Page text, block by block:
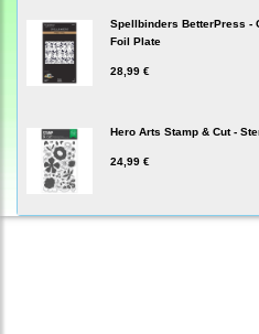
Spellbinders BetterPress -
Foil Plate
28,99 €
Hero Arts Stamp & Cut -
24,99 €